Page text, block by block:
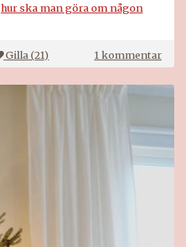
hur ska man göra om någon
Gilla (21) 1 kommentartill
Om